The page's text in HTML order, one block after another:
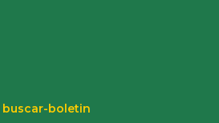
buscar-boletin